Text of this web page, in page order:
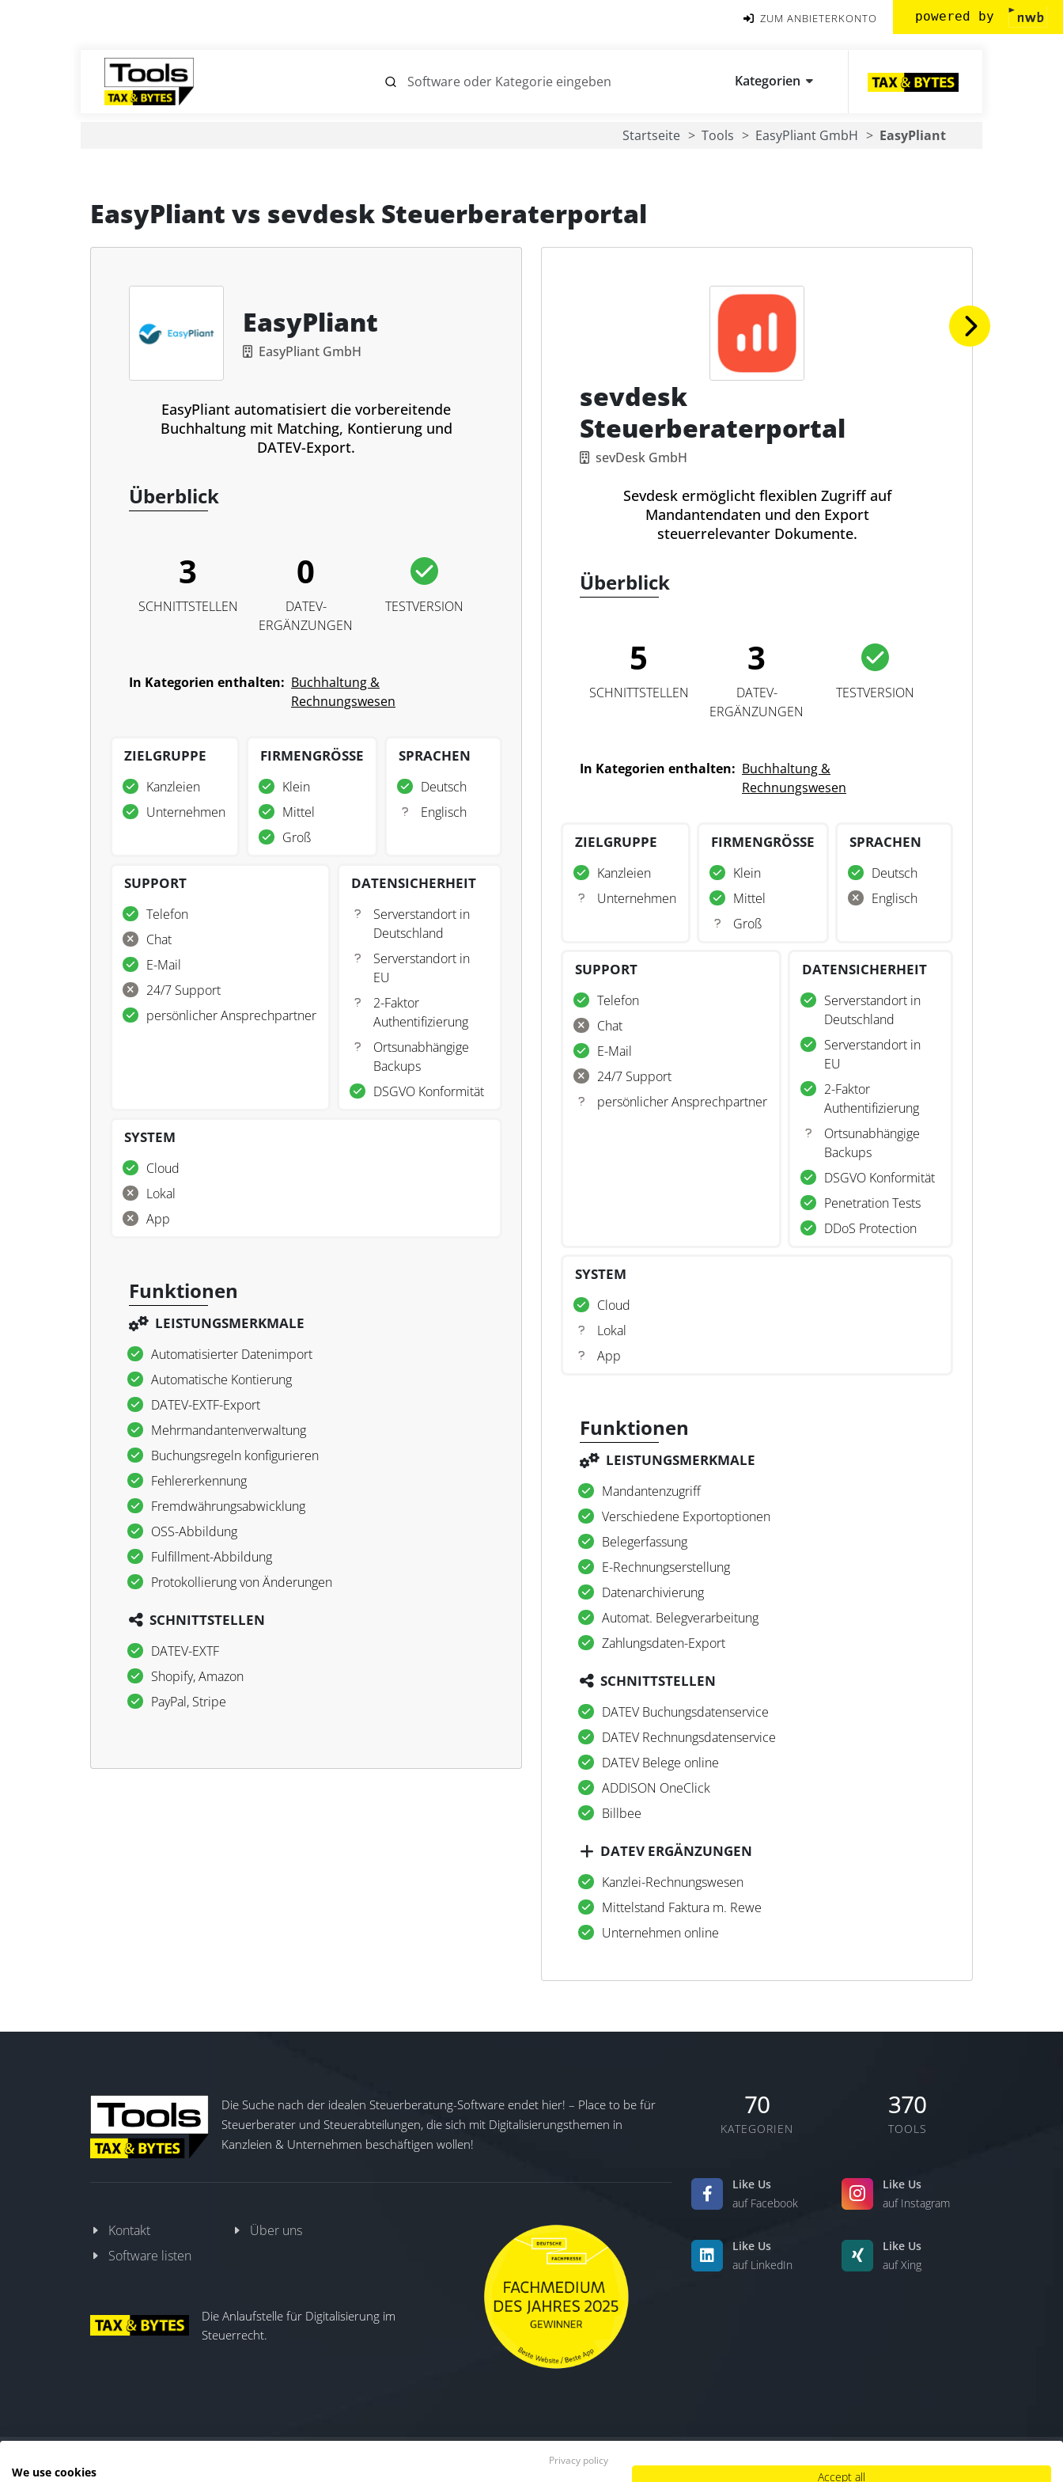
ZUM ANBIETERKONTO powered by
Kategorien
Startseite Tools EasyPliant GmbH EasyPliant
EasyPliant vs sevdesk Steuerberaterportal
EasyPliant
EasyPliant GmbH
EasyPliant automatisiert die vorbereitende
Buchhaltung mit Matching, Kontierung und
DATEV-Export.
Überblick
3
SCHNITTSTELLEN
0
DATEV-
ERGÄNZUNGEN
TESTVERSION
In Kategorien enthalten: Buchhaltung &
Rechnungswesen
ZIELGRUPPE
Kanzleien
Unternehmen
FIRMENGRÖSSE
Klein
Mittel
Groß
SPRACHEN
Deutsch
Englisch
SUPPORT
Telefon
Chat
E-Mail
24/7 Support
persönlicher Ansprechpartner
DATENSICHERHEIT
Serverstandort in
Deutschland
Serverstandort in
EU
2-Faktor
Authentifizierung
Ortsunabhängige
Backups
DSGVO Konformität
SYSTEM
Cloud
Lokal
App
Funktionen
LEISTUNGSMERKMALE
Automatisierter Datenimport
Automatische Kontierung
DATEV-EXTF-Export
Mehrmandantenverwaltung
Buchungsregeln konfigurieren
Fehlererkennung
Fremdwährungsabwicklung
OSS-Abbildung
Fulfillment-Abbildung
Protokollierung von Änderungen
SCHNITTSTELLEN
DATEV-EXTF
Shopify, Amazon
PayPal, Stripe
sevdesk
Steuerberaterportal
sevDesk GmbH
Sevdesk ermöglicht flexiblen Zugriff auf
Mandantendaten und den Export
steuerrelevanter Dokumente.
Überblick
5
SCHNITTSTELLEN
3
DATEV-
ERGÄNZUNGEN
TESTVERSION
In Kategorien enthalten: Buchhaltung &
Rechnungswesen
ZIELGRUPPE
Kanzleien
Unternehmen
FIRMENGRÖSSE
Klein
Mittel
Groß
SPRACHEN
Deutsch
Englisch
SUPPORT
Telefon
Chat
E-Mail
24/7 Support
persönlicher Ansprechpartner
DATENSICHERHEIT
Serverstandort in
Deutschland
Serverstandort in
EU
2-Faktor
Authentifizierung
Ortsunabhängige
Backups
DSGVO Konformität
Penetration Tests
DDoS Protection
SYSTEM
Cloud
Lokal
App
Funktionen
LEISTUNGSMERKMALE
Mandantenzugriff
Verschiedene Exportoptionen
Belegerfassung
E-Rechnungserstellung
Datenarchivierung
Automat. Belegverarbeitung
Zahlungsdaten-Export
SCHNITTSTELLEN
DATEV Buchungsdatenservice
DATEV Rechnungsdatenservice
DATEV Belege online
ADDISON OneClick
Billbee
DATEV ERGÄNZUNGEN
Kanzlei-Rechnungswesen
Mittelstand Faktura m. Rewe
Unternehmen online
Die Suche nach der idealen Steuerberatung-Software endet hier! – Place to be für
Steuerberater und Steuerabteilungen, die sich mit Digitalisierungsthemen in
Kanzleien & Unternehmen beschäftigen wollen!
Kontakt
Über uns
Software listen
Die Anlaufstelle für Digitalisierung im
Steuerrecht.
70
KATEGORIEN
370
TOOLS
Like Us
auf Facebook
Like Us
auf Instagram
Like Us
auf LinkedIn
Like Us
auf Xing
Privacy policy
We use cookies Accept all